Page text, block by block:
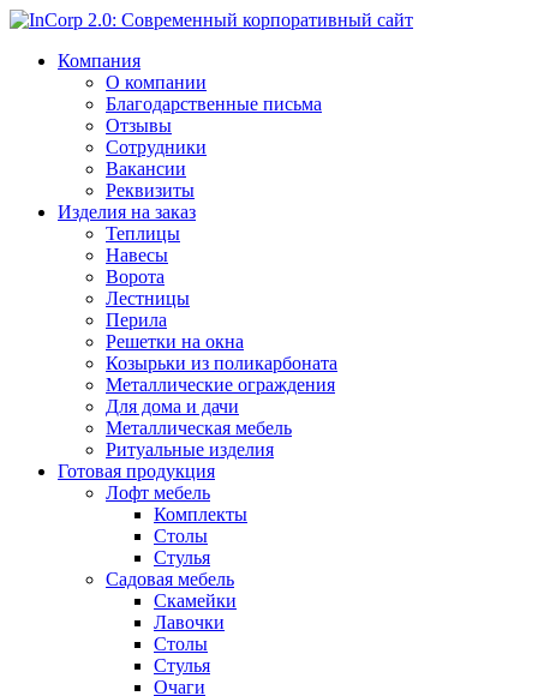
Компания
О компании
Благодарственные письма
Отзывы
Сотрудники
Вакансии
Реквизиты
Изделия на заказ
Теплицы
Навесы
Ворота
Лестницы
Перила
Решетки на окна
Козырьки из поликарбоната
Металлические ограждения
Для дома и дачи
Металлическая мебель
Ритуальные изделия
Готовая продукция
Лофт мебель
Комплекты
Столы
Стулья
Садовая мебель
Скамейки
Лавочки
Столы
Стулья
Очаги